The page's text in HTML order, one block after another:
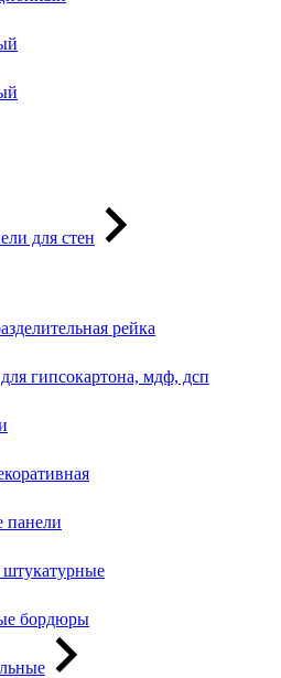
для стен
рейка
гипсокартона, мдф, дсп
панели
бордюры